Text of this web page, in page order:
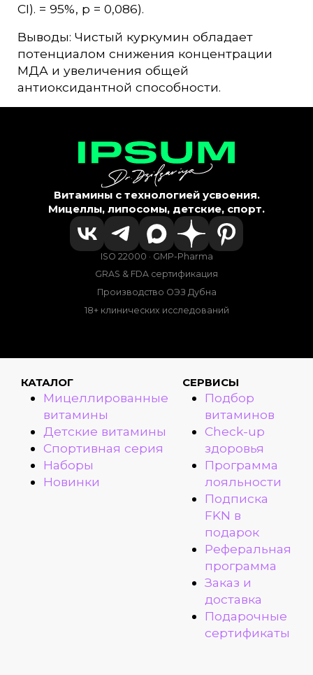
CI). = 95%, р = 0,086).
Выводы: Чистый куркумин обладает
потенциалом снижения концентрации
МДА и увеличения общей
антиоксидантной способности.
Витамины с технологией усвоения.
Мицеллы, липосомы, детские, спорт.
ISO 22000 · GMP-Pharma
GRAS & FDA сертификация
Производство ОЭЗ Дубна
18+ клинических исследований
КАТАЛОГ
Мицеллированные
витамины
Детские витамины
Спортивная серия
Наборы
Новинки
СЕРВИСЫ
Подбор
витаминов
Check-up
здоровья
Программа
лояльности
Подписка
FKN в
подарок
Реферальная
программа
Заказ и
доставка
Подарочные
сертификаты